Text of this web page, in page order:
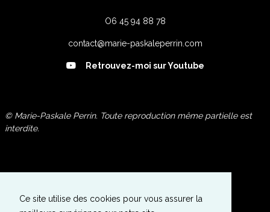
Ce site utilise des cookies pour vous assurer la
O6 45 94 88 78
contact@marie-paskaleperrin.com
Retrouvez-moi sur Youtube
© Marie-Paskale Perrin. Toute reproduction même partielle est
interdite.
Expositions
A propos de l'Artiste